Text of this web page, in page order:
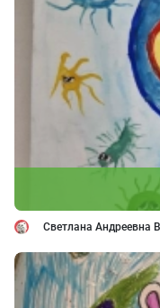
Светлана Андреевна